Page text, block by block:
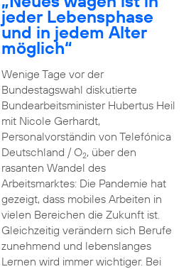
jeder Lebensphase
und in jedem Alter
möglich“
Wenige Tage vor der
Bundestagswahl diskutierte
Bundearbeitsminister Hubertus Heil
mit Nicole Gerhardt,
Personalvorständin von Telefónica
Deutschland / O2, über den
rasanten Wandel des
Arbeitsmarktes: Die Pandemie hat
gezeigt, dass mobiles Arbeiten in
vielen Bereichen die Zukunft ist.
Gleichzeitig verändern sich Berufe
zunehmend und lebenslanges
Lernen wird immer wichtiger. Bei